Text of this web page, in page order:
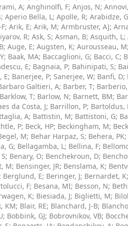
A; Anghinolfi, F; Anjos, N;
; Aperio Bella, L; Apolle, R; Arabidze, G
; Arik, E; Arik, M; Armbruster, AJ;
R; Ask, S; Asman, B; Asquith, L;
; Auge, E; Augsten, K; Aurousseau, M;
; Baak, MA; Baccaglioni, G; Bacci, C;
E; Bagnaia, P; Bahinipati, S;
E; Banerjee, P; Sanerjee, W; Banfi, D;
Galtieri, A; Barber, T; Barberio,
Barklow, T; Barlow, N; Barnett, BM;
da Costa, J; Barrillon, P; Bartoldus,
A; Battistin, M; Battistoni, G;
P; Beck, HP; Beckingham, M;
M; Behar Harpaz, S; Behera, PK;
G; Bellagamba, L; Bellina, F;
; Benary, O; Benchekroun, D;
M; Bensinger, JR; Benslama, K;
; Berglund, E; Beringer, J; Bernardet, K;
F; Besana, MI; Besson, N;
K; Biesiada, J; Biglietti, M;
KM; Blair, RE; Blanchard, J-B;
; Bobbink, GJ; Bobrovnikov, VB;